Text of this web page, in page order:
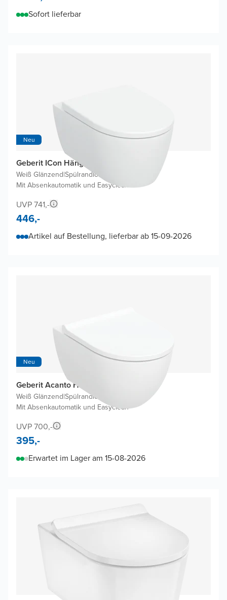
Sofort lieferbar
Neu
Geberit ICon Hänge WC
Weiß Glänzend|Spülrandlos
Mit Absenkautomatik und Easyclean
UVP 741,-
446,-
Artikel auf Bestellung, lieferbar ab 15-09-2026
Neu
Geberit Acanto Hänge WC
Weiß Glänzend|Spülrandlos
Mit Absenkautomatik und Easyclean
UVP 700,-
395,-
Erwartet im Lager am 15-08-2026